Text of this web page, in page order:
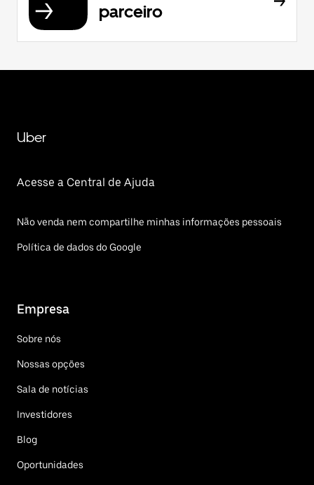
parceiro
Uber
Acesse a Central de Ajuda
Não venda nem compartilhe minhas informações pessoais
Política de dados do Google
Empresa
Sobre nós
Nossas opções
Sala de notícias
Investidores
Blog
Oportunidades